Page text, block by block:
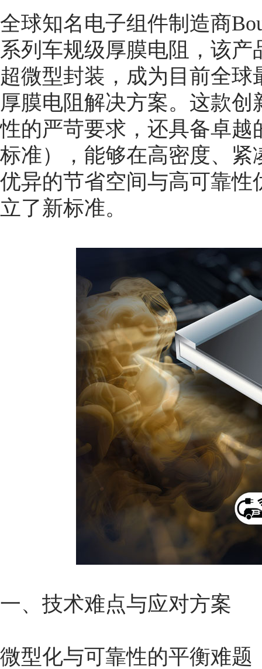
全球知名电子组件制造商
系列车规级厚膜电阻，该产
超微型封装，成为目前全球
厚膜电阻解决方案。这款
性的严苛要求，还具备卓越
标准），能够在高密度、
优异的节省空间与高可靠
立了新标准。
一、技术难点与应对方案
微型化与可靠性的平衡难